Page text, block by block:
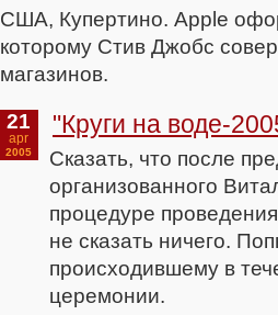
США, Купертино. Apple
которому Стив Джобс
магазинов.
21
apr
2005
"Круги на воде-
Сказать, что после
организованного
процедуре
не сказать ничего.
происходившему в
церемонии.